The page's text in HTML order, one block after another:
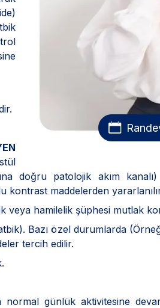
doğru patolojik akım
kontrast maddelerden
veya hamilelik şüphesi mutlak
Bazı özel durumlarda
tercih edilir.
normal günlük aktivitesine